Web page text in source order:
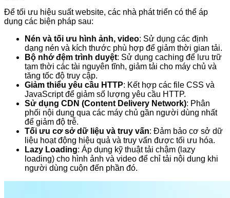
Để tối ưu hiệu suất website, các nhà phát triển có thể áp
dụng các biện pháp sau:
Nén và tối ưu hình ảnh, video: Sử dụng các định
dạng nén và kích thước phù hợp để giảm thời gian tải.
Bộ nhớ đệm trình duyệt: Sử dụng caching để lưu trữ
tạm thời các tài nguyên tĩnh, giảm tải cho máy chủ và
tăng tốc độ truy cập.
Giảm thiểu yêu cầu HTTP: Kết hợp các file CSS và
JavaScript để giảm số lượng yêu cầu HTTP.
Sử dụng CDN (Content Delivery Network): Phân
phối nội dung qua các máy chủ gần người dùng nhất
để giảm độ trễ.
Tối ưu cơ sở dữ liệu và truy vấn: Đảm bảo cơ sở dữ
liệu hoạt động hiệu quả và truy vấn được tối ưu hóa.
Lazy Loading: Áp dụng kỹ thuật tải chậm (lazy
loading) cho hình ảnh và video để chỉ tải nội dung khi
người dùng cuộn đến phần đó.